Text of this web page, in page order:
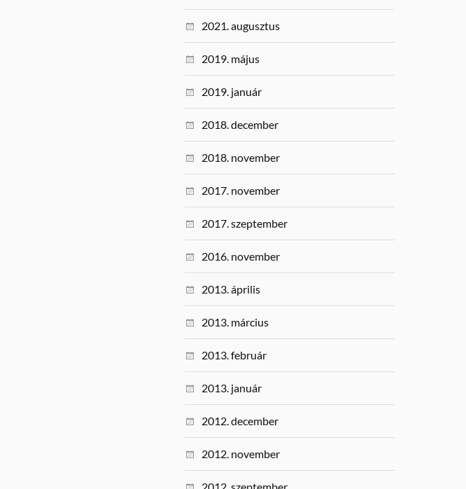
2021. augusztus
2019. május
2019. január
2018. december
2018. november
2017. november
2017. szeptember
2016. november
2013. április
2013. március
2013. február
2013. január
2012. december
2012. november
2012. szeptember